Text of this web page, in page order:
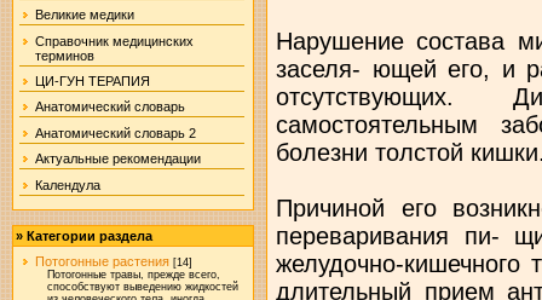
Великие медики
Справочник медицинских
терминов
ЦИ-ГУН ТЕРАПИЯ
Анатомический словарь
Анатомический словарь 2
Актуальные рекомендации
Календула
» Категории раздела
Потогонные растения [14]
Потогонные травы, прежде всего,
способствуют выведению жидкостей
Нарушение состава
заселя- ющей его, и
отсутствующих.
самостоятельным
болезни толстой
Причиной его
переваривания пи-
желудочно-кишечного
длительный прием